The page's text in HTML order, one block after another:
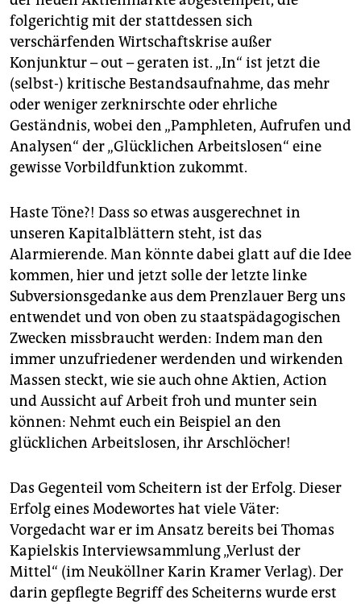
fragen & hilfe
unterstützen
abo
genossenschaft
epaper login
folgerichtig mit der stattdessen sich
verschärfenden Wirtschaftskrise außer
Konjunktur – out – geraten ist. „In“ ist jetzt die
(selbst-) kritische Bestandsaufnahme, das mehr
oder weniger zerknirschte oder ehrliche
Geständnis, wobei den „Pamphleten, Aufrufen und
Analysen“ der „Glücklichen Arbeitslosen“ eine
gewisse Vorbildfunktion zukommt.
Haste Töne?! Dass so etwas ausgerechnet in
unseren Kapitalblättern steht, ist das
Alarmierende. Man könnte dabei glatt auf die Idee
kommen, hier und jetzt solle der letzte linke
Subversionsgedanke aus dem Prenzlauer Berg uns
entwendet und von oben zu staatspädagogischen
Zwecken missbraucht werden: Indem man den
immer unzufriedener werdenden und wirkenden
Massen steckt, wie sie auch ohne Aktien, Action
und Aussicht auf Arbeit froh und munter sein
können: Nehmt euch ein Beispiel an den
glücklichen Arbeitslosen, ihr Arschlöcher!
Das Gegenteil vom Scheitern ist der Erfolg. Dieser
Erfolg eines Modewortes hat viele Väter:
Vorgedacht war er im Ansatz bereits bei Thomas
Kapielskis Interviewsammlung „Verlust der
Mittel“ (im Neuköllner Karin Kramer Verlag). Der
darin gepflegte Begriff des Scheiterns wurde erst